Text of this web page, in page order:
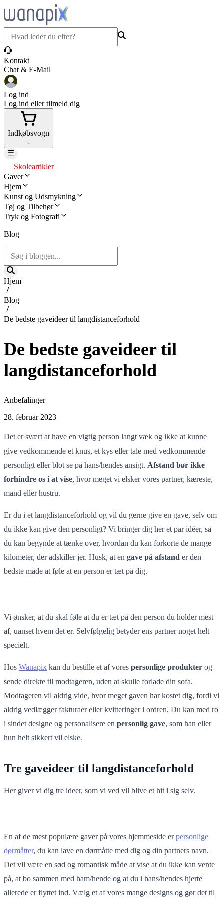
Kontakt
Chat & E-Mail
Log ind
Log ind eller tilmeld dig
Indkøbsvogn
-
Skoleartikler
Gaver
Hjem
Kunst og Udsmykning
Tøj og Tilbehør
Tryk og Fotografi
Blog
Hjem
Blog
De bedste gaveideer til langdistanceforhold
De bedste gaveideer til
langdistanceforhold
Anbefalinger
28. februar 2023
Det er svært at have en vigtig person langt væk og ikke at kunne
give vedkommende et knus, et kys eller tale med vedkommende
personligt eller blot se på hans/hendes ansigt. Afstand bør ikke
forhindre os i at vise, hvor meget vi elsker vores partner, kæreste,
mand eller hustru.
Er du i et langdistanceforhold og vil du gerne give en gave, selv om
du ikke kan give den personligt? Vi bringer dig her et par idéer, så
du kan begynde at tænke over, hvordan du kan forkorte de mange
kilometer, der adskiller jer. Husk, at en gave på afstand er den
bedste måde at føle at en person er tæt på dig.
Vi ønsker, at du skal føle at du er tæt på den person du holder mest
af, uanset hvem det er. Selvfølgelig betyder ens partner noget helt
specielt.
Hos Wanapix kan du bestille et af vores personlige produkter og
sende direkte til modtageren, uden at skulle forlade din sofa.
Modtageren vil aldrig vide, hvor meget gaven har kostet dig, fordi vi
aldrig vedlægger fakturaer eller kvitteringer i ordren. Du kan med ro
i sindet designe og personalisere en personlig gave, som han eller
hun helt sikkert vil elske.
Tre gaveideer til langdistanceforhold
Her giver vi dig tre ideer, som vi ved vil blive et hit i sig selv.
En af de mest populære gaver på vores hjemmeside erpersonlige
dørmåtter, du kan lave en dørmåtte med dig og din partners navn.
Det vil være en sød og romantisk måde at vise at du ikke kan vente
på, at bo sammen med ham/hende og at du i hans/hendes hjerte
allerede er flyttet ind. Vælg et af vores mange designs og gør det til